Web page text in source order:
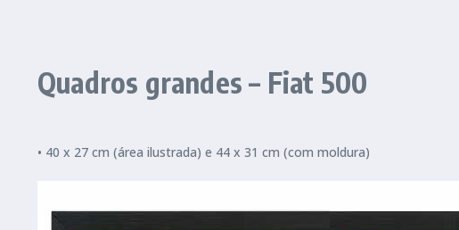
Quadros grandes – Fiat 500
• 40 x 27 cm (área ilustrada) e 44 x 31 cm (com moldura)